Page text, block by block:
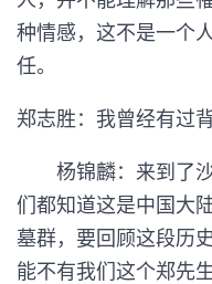
种情感，这不是一个
任。
郑志胜：我曾经有过
杨锦麟：来到了沙
们都知道这是中国大
墓群，要回顾这段历
能不有我们这个郑先